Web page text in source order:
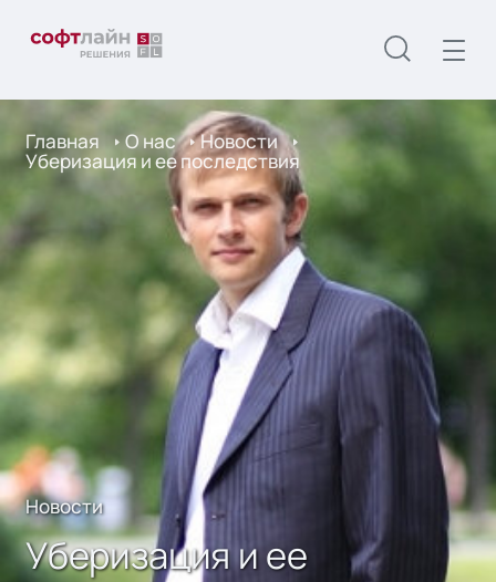
Главная О нас Новости
Уберизация и ее последствия
Новости
Уберизация и ее